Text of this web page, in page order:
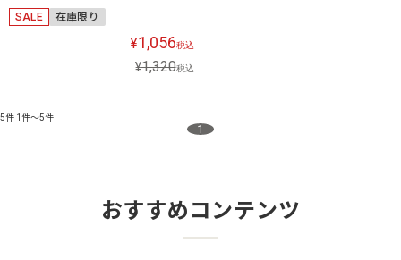
SALE 在庫限り
¥1,056税込
¥1,320税込
5件 1件～5件
1
おすすめコンテンツ